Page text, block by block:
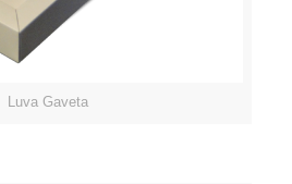
Luva Gaveta